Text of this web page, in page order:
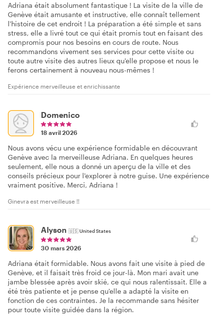
Adriana était absolument fantastique ! La visite de la ville de
Genève était amusante et instructive, elle connaît tellement
l'histoire de cet endroit ! La préparation a été simple et sans
stress, elle a livré tout ce qui était promis tout en faisant des
compromis pour nos besoins en cours de route. Nous
recommandons vivement ses services pour cette visite ou
toute autre visite des autres lieux qu'elle propose et nous le
ferons certainement à nouveau nous-mêmes !
Expérience merveilleuse et enrichissante
Domenico
18 avril 2026
Nous avons vécu une expérience formidable en découvrant
Genève avec la merveilleuse Adriana. En quelques heures
seulement, elle nous a donné un aperçu de la ville et des
conseils précieux pour l'explorer à notre guise. Une expérience
vraiment positive. Merci, Adriana !
Ginevra est merveilleuse !!
Alyson 🇺🇸United States
30 mars 2026
Adriana était formidable. Nous avons fait une visite à pied de
Genève, et il faisait très froid ce jour-là. Mon mari avait une
jambe blessée après avoir skié, ce qui nous ralentissait. Elle a
été très patiente et je pense qu'elle a adapté la visite en
fonction de ces contraintes. Je la recommande sans hésiter
pour toute visite guidée dans la région.